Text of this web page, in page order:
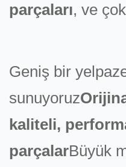
parçaları, ve
Geniş bir
sunuyoruz
kaliteli,
parçalarBüyük